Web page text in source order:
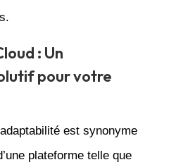
: Un
pour votre
est synonyme
plateforme telle que